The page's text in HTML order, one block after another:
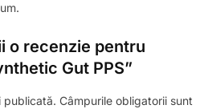
o recenzie pentru
Gut PPS”
publicată. Câmpurile obligatorii sunt